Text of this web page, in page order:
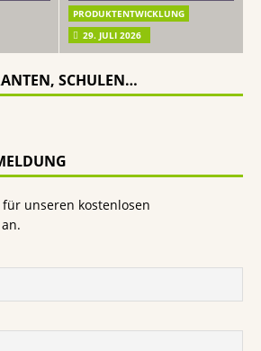
PRODUKTENTWICKLUNG
29. JULI 2026
SCHULEN…
unseren kostenlosen